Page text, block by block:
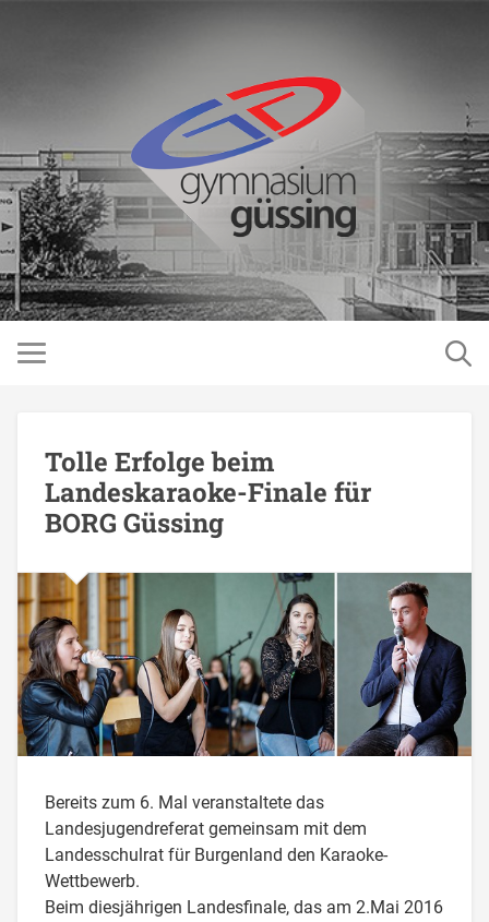
Tolle Erfolge beim
Landeskaraoke-Finale für
BORG Güssing
Bereits zum 6. Mal veranstaltete das
Landesjugendreferat gemeinsam mit dem
Landesschulrat für Burgenland den Karaoke-
Wettbewerb.
Beim diesjährigen Landesfinale, das am 2.Mai 2016